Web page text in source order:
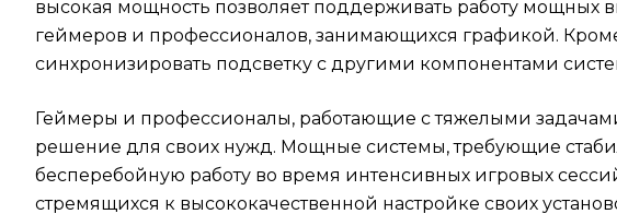
высокая мощность позволяет поддерживать работу мощных
геймеров и профессионалов, занимающихся графикой.
синхронизировать подсветку с другими компонентами
Геймеры и профессионалы, работающие с тяжелыми
решение для своих нужд. Мощные системы, требующие
бесперебойную работу во время интенсивных игровых
стремящихся к высококачественной настройке своих